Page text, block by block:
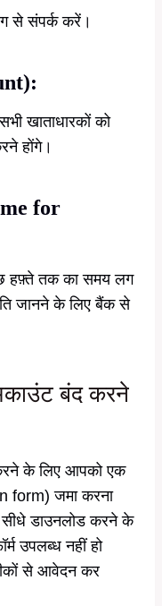
से संपर्क करें।
खाताधारकों को
होंगे।
for
हफ़्ते तक का समय लग
जानने के लिए बैंक से
बंद करने
के लिए आपको एक
form) जमा करना
सीधे डाउनलोड करने के
उपलब्ध नहीं हो
से आवेदन कर